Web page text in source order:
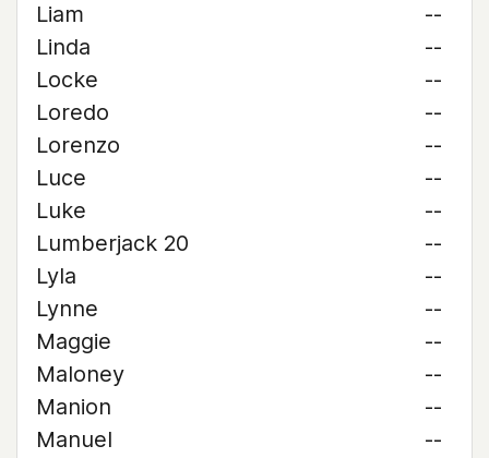
Liam
--
Linda
--
Locke
--
Loredo
--
Lorenzo
--
Luce
--
Luke
--
Lumberjack 20
--
Lyla
--
Lynne
--
Maggie
--
Maloney
--
Manion
--
Manuel
--